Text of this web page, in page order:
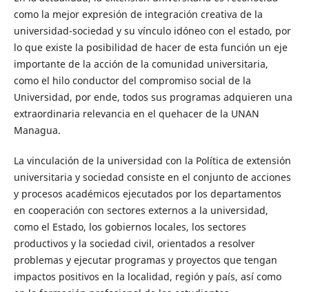
como la mejor expresión de integración creativa de la
universidad-sociedad y su vínculo idóneo con el estado, por
lo que existe la posibilidad de hacer de esta función un eje
importante de la acción de la comunidad universitaria,
como el hilo conductor del compromiso social de la
Universidad, por ende, todos sus programas adquieren una
extraordinaria relevancia en el quehacer de la UNAN
Managua.
La vinculación de la universidad con la Política de extensión
universitaria y sociedad consiste en el conjunto de acciones
y procesos académicos ejecutados por los departamentos
en cooperación con sectores externos a la universidad,
como el Estado, los gobiernos locales, los sectores
productivos y la sociedad civil, orientados a resolver
problemas y ejecutar programas y proyectos que tengan
impactos positivos en la localidad, región y país, así como